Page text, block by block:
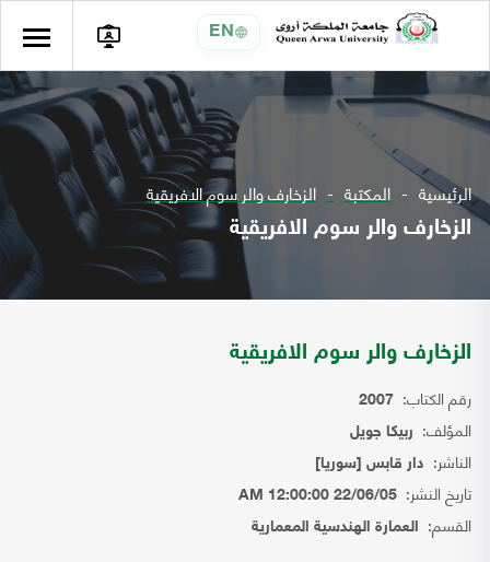
EN
الرئيسية المكتبة الزخارف والر سوم الافريقية
الزخارف والر سوم الافريقية
الزخارف والر سوم الافريقية
رقم الكتاب: 2007
المؤلف: ربيكا جويل
الناشر: دار قابس [سوريا]
تاريخ النشر: 22/06/05 12:00:00 AM
القسم: العمارة الهندسية المعمارية